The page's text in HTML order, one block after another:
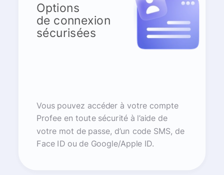
Options
de connexion
sécurisées
Vous pouvez accéder à votre compte
Profee en toute sécurité à l’aide de
votre mot de passe, d’un code SMS, de
Face ID ou de Google/Apple ID.